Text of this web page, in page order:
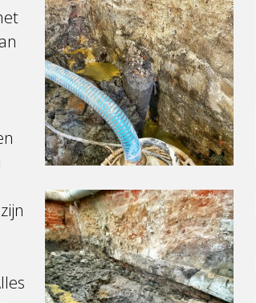
Brouwersgracht
29
Amsterdam
(4)
(foto
website)
10210317
Brouwersgracht
29
Amsterdam
(7)